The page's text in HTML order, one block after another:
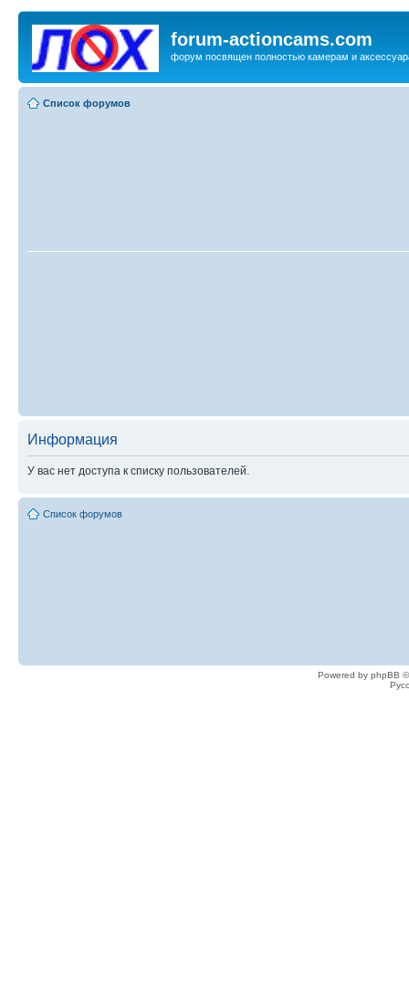
forum-actioncams.com
форум посвящен полностью камерам и
Список форумов
Информация
У вас нет доступа к списку пользователей.
Список форумов
Powered by phpBB